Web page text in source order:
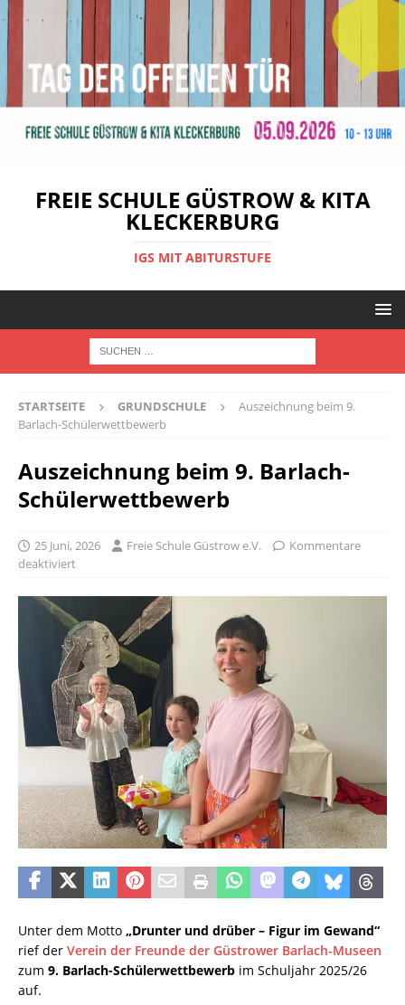
FREIE SCHULE GÜSTROW & KITA
KLECKERBURG
IGS MIT ABITURSTUFE
STARTSEITE GRUNDSCHULE
Auszeichnung beim 9.
Barlach-Schülerwettbewerb
Auszeichnung beim 9. Barlach-
Schülerwettbewerb
25 Juni, 2026 Freie Schule Güstrow e.V.
Kommentare
deaktiviert
Unter dem Motto „Drunter und drüber – Figur im Gewand“
rief der Verein der Freunde der Güstrower Barlach-Museen
zum 9. Barlach-Schülerwettbewerb im Schuljahr 2025/26
auf.